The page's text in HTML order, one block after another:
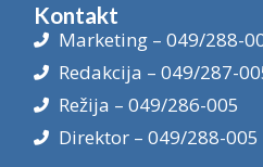
Kontakt
Marketing – 049/288-
Redakcija – 049/287-
Režija – 049/286-005
Direktor – 049/288-005